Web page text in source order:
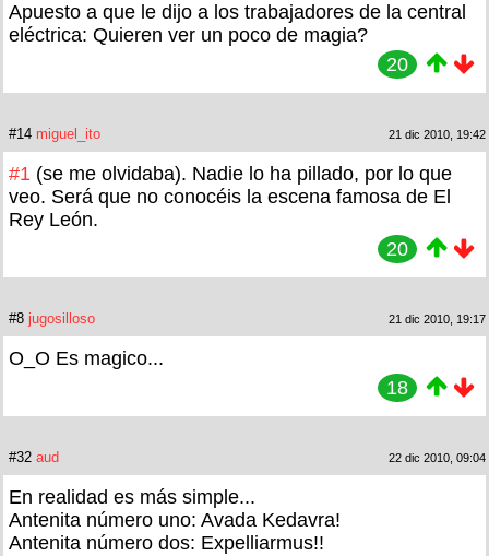
Apuesto a que le dijo a los trabajadores de la central
eléctrica: Quieren ver un poco de magia?
20
#14 miguel_ito 21 dic 2010, 19:42
#1 (se me olvidaba). Nadie lo ha pillado, por lo que
veo. Será que no conocéis la escena famosa de El
Rey León.
20
#8 jugosilloso 21 dic 2010, 19:17
O_O Es magico...
18
#32 aud 22 dic 2010, 09:04
En realidad es más simple...
Antenita número uno: Avada Kedavra!
Antenita número dos: Expelliarmus!!